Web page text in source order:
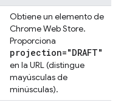
Obtiene un elemento de
Chrome Web Store.
Proporciona
projection="DRAFT"
en la URL (distingue
mayúsculas de
minúsculas).